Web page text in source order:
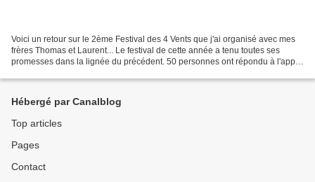
Voici un retour sur le 2ème Festival des 4 Vents que j'ai organisé avec mes
frères Thomas et Laurent... Le festival de cette année a tenu toutes ses
promesses dans la lignée du précédent. 50 personnes ont répondu à l'appel
Hébergé par Canalblog
Top articles
Pages
Contact